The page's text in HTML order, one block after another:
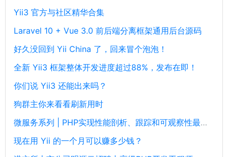
Yii3 官方与社区精华合集
Laravel 10 + Vue 3.0 前后端分离框架通用后台源码
好久没回到 Yii China 了，回来冒个泡泡！
全新 Yii3 框架整体开发进度超过88%，发布在即！
你们说 Yii3 还能出来吗？
狗群主你来看看刷新用时
微服务系列 | PHP实现性能剖析、跟踪和可观察性最佳实践
现在用 Yii 的一个月可以赚多少钱？